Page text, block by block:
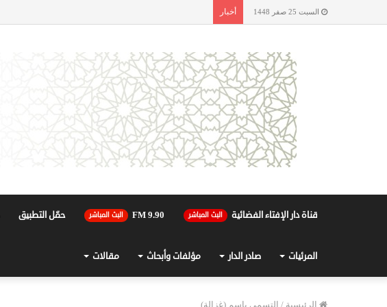
السبت 25 صفر 1448 أخبار
قناة دار الإفتاء الفضائية البث المباشر 90.FM 9 البث المباشر حمّل التطبيق
المرئيات صادر الدار مؤلفات وأبحاث مقالات
الرئيسية / التسمي باسم (غزالة)